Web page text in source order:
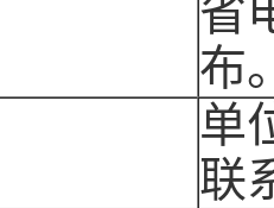
省
布
单
联